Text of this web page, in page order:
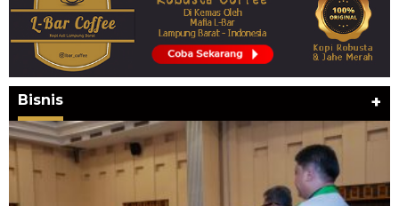
Bisnis +